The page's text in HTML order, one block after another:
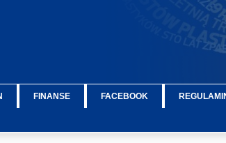
FINANSE FACEBOOK